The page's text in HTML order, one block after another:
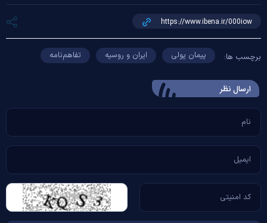
برچسب ها: پیمان پولی ایران و روسیه تفاهم‌نامه
ارسال‌ نظر